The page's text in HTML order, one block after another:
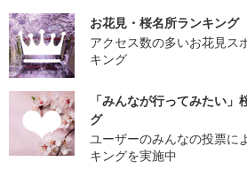
お花見・桜名所ランキング
アクセス数の多いお花見ス
キング
「みんなが行ってみたい
グ
ユーザーのみんなの投票に
キングを実施中